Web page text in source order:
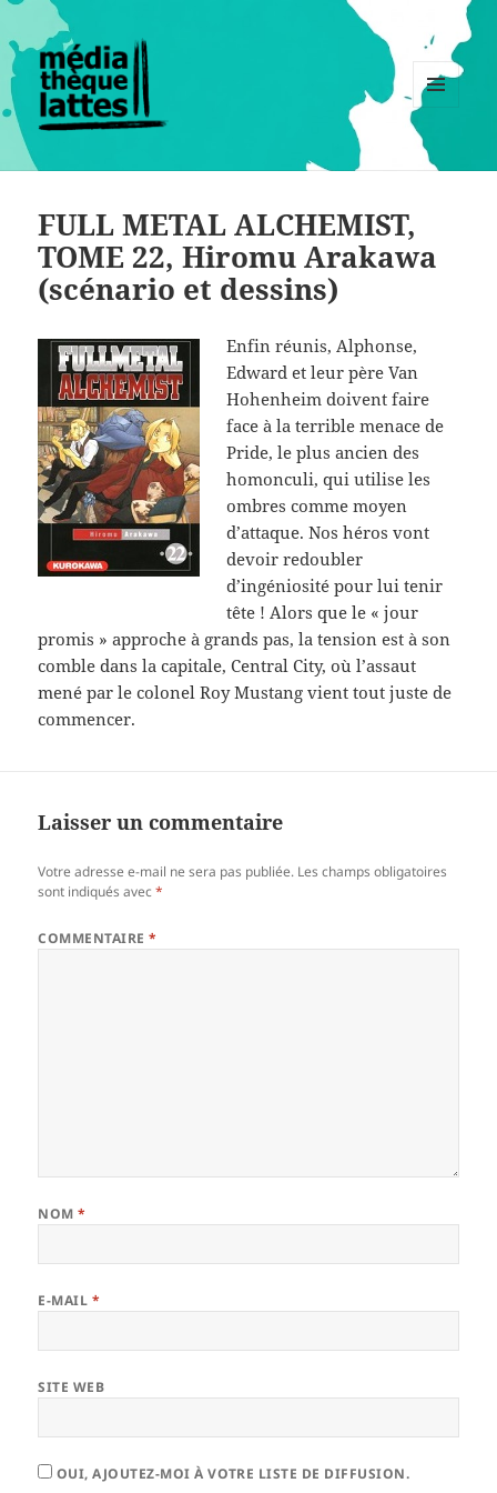
MENU
WIDGETS
FULL METAL ALCHEMIST,
TOME 22, Hiromu Arakawa
(scénario et dessins)
Enfin réunis, Alphonse,
Edward et leur père Van
Hohenheim doivent faire
face à la terrible menace de
Pride, le plus ancien des
homonculi, qui utilise les
ombres comme moyen
d’attaque. Nos héros vont
devoir redoubler
d’ingéniosité pour lui tenir
tête ! Alors que le « jour
promis » approche à grands pas, la tension est à son
comble dans la capitale, Central City, où l’assaut
mené par le colonel Roy Mustang vient tout juste de
commencer.
Laisser un commentaire
Votre adresse e-mail ne sera pas publiée. Les champs obligatoires
sont indiqués avec*
COMMENTAIRE*
NOM*
E-MAIL *
SITE WEB
OUI, AJOUTEZ-MOI À VOTRE LISTE DE DIFFUSION.